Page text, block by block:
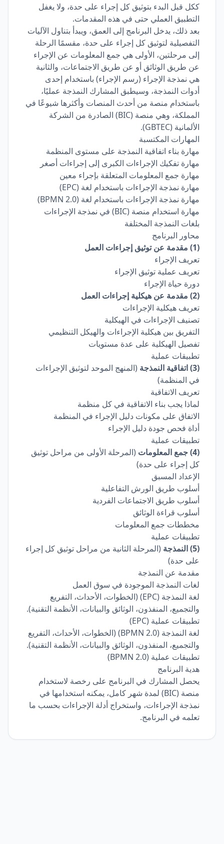
ككل قبل البدء بتوثيق كل إجراء على حدة، ولا يغفل
التطبيق العملي حتى في هذه المقدمات.
بعد ذلك، يدخل البرنامج إلى العمق، ويبدأ بتناول الآليات
التفصيلية لتوثيق كل إجراء على حدة، مقسمًا الرحلة
إلى مرحلتين، الأولى هي جمع المعلومات عن الإجراء
عن طريق الوثائق أو عن طريق الاجتماعات، والثانية
هي نمذجة الإجراء (رسم الإجراء) باستخدام إحدى
أدوات النمذجة، وسيطبق المشارك النمذجة عمليًا،
باستخدام منصة من أحدث المنصات وأكثرها شيوعًا في
المملكة، وهي منصة (BIC) الصادرة من الشركة
الألمانية (GBTEC).
المهارات المكتسبة
مهارة بناء اتفاقية النمذجة على مستوى المنظمة
مهارة تفكيك الإجراءات الكبرى إلى إجراءات أصغر
مهارة جمع المعلومات المتعلقة بإجراء معين
مهارة نمذجة الإجراءات باستخدام لغة (EPC)
مهارة نمذجة الإجراءات باستخدام لغة (BPMN 2.0)
مهارة استخدام منصة (BIC) في نمذجة الإجراءات
بلغات النمذجة المختلفة
محاور البرنامج
(1) مقدمة عن توثيق إجراءات العمل
تعريف الإجراء
تعريف عملية توثيق الإجراء
دورة حياة الإجراء
(2) مقدمة عن هيكلية إجراءات العمل
تعريف هيكلية الإجراءات
تصنيف الإجراءات في الهيكلية
التفريق بين هيكلية الإجراءات والهيكل التنظيمي
تفصيل الهيكلية على عدة مستويات
تطبيقات عملية
(3) اتفاقية النمذجة
(المنهج الموحد لتوثيق الإجراءات
في المنظمة)
تعريف الاتفاقية
لماذا يجب بناء الاتفاقية في كل منظمة
الاتفاق على مكونات دليل الإجراء في المنظمة
أداة فحص جودة دليل الإجراء
تطبيقات عملية
(4) جمع المعلومات
(المرحلة الأولى من مراحل توثيق
كل إجراء على حدة)
الإعداد المسبق
أسلوب طريق الورش التفاعلية
أسلوب طريق الاجتماعات الفردية
أسلوب قراءة الوثائق
مخططات جمع المعلومات
تطبيقات عملية
(5) النمذجة
(المرحلة الثانية من مراحل توثيق كل إجراء
على حدة)
مقدمة عن النمذجة
لغات النمذجة الموجودة في سوق العمل
لغة النمذجة (EPC) (الخطوات، الأحداث، التفريع
والتجميع، المنفذون، الوثائق والبيانات، الأنظمة التقنية).
تطبيقات عملية (EPC)
لغة النمذجة (BPMN 2.0) (الخطوات، الأحداث، التفريع
والتجميع، المنفذون، الوثائق والبيانات، الأنظمة التقنية).
تطبيقات عملية (BPMN 2.0)
هدية البرنامج
يحصل المشارك في البرنامج على رخصة لاستخدام
منصة (BIC) لمدة شهر كامل، يمكنه استخدامها في
نمذجة الإجراءات، واستخراج أدلة الإجراءات بحسب ما
تعلمه في البرنامج.